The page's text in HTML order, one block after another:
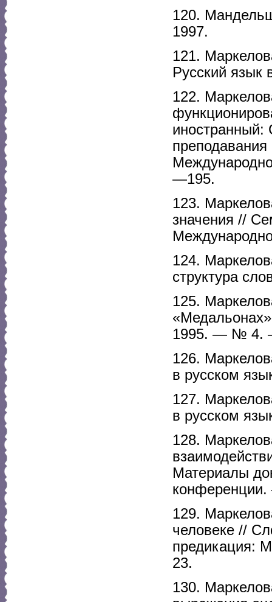
120.
1997.
121.
Русский
122.
иностранный:
—195.
123.
значения //
124.
структура
125.
1995. — № 4.
126.
в русском
127.
в русском
128.
Материалы
129.
человеке //
предикация:
23.
130.